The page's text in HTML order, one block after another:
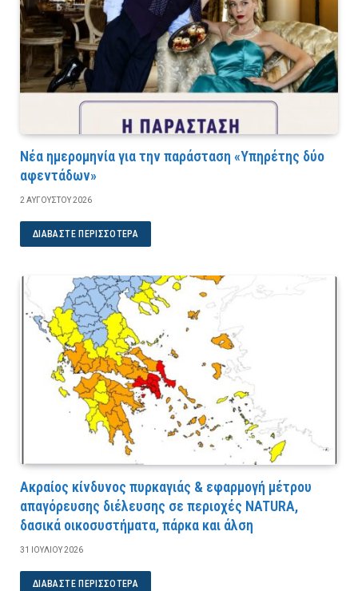
Νέα ημερομηνία για την παράσταση «Υπηρέτης δύο
αφεντάδων»
2 ΑΥΓΟΎΣΤΟΥ 2026
ΔΙΑΒΆΣΤΕ ΠΕΡΙΣΣΌΤΕΡΑ
Ακραίος κίνδυνος πυρκαγιάς & εφαρμογή μέτρου
απαγόρευσης διέλευσης σε περιοχές NATURA,
δασικά οικοσυστήματα, πάρκα και άλση
31 ΙΟΥΛΊΟΥ 2026
ΔΙΑΒΆΣΤΕ ΠΕΡΙΣΣΌΤΕΡΑ